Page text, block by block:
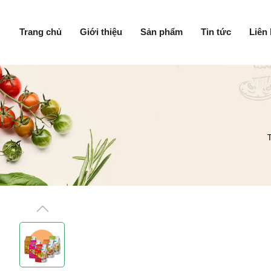
Trang chủ Giới thiệu Sản phẩm Tin tức Liên